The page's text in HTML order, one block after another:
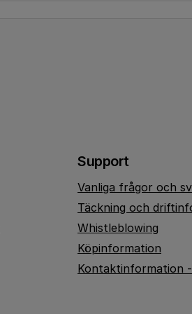
Support
Vanliga frågor och
Täckning och
Whistleblowing
Köpinformation
Kontaktinformation